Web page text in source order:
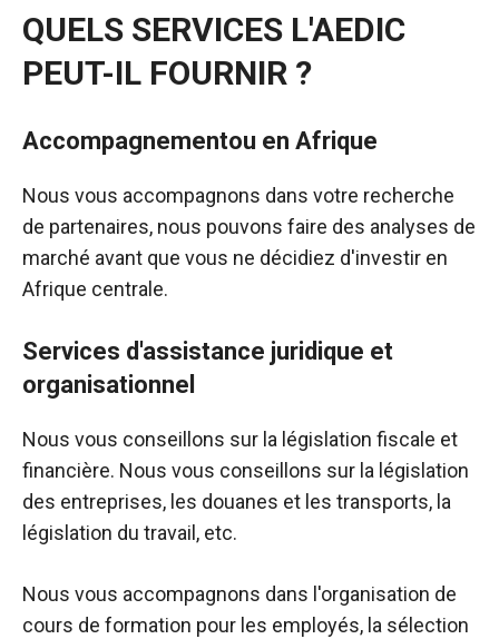
QUELS SERVICES L'AEDIC
PEUT-IL FOURNIR ?
Accompagnementou en Afrique
Nous vous accompagnons dans votre recherche
de partenaires, nous pouvons faire des analyses de
marché avant que vous ne décidiez d'investir en
Afrique centrale.
Services d'assistance juridique et
organisationnel
Nous vous conseillons sur la législation fiscale et
financière. Nous vous conseillons sur la législation
des entreprises, les douanes et les transports, la
législation du travail, etc.
Nous vous accompagnons dans l'organisation de
cours de formation pour les employés, la sélection